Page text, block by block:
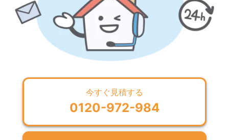
今すぐ見積する
0120-972-984